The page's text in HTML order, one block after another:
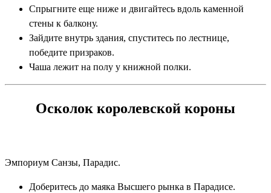
Спрыгните еще ниже и двигайтесь вдоль каменной
стены к балкону.
Зайдите внутрь здания, спуститесь по лестнице,
победите призраков.
Чаша лежит на полу у книжной полки.
Осколок королевской короны
Эмпориум Санзы, Парадис.
Доберитесь до маяка Высшего рынка в Парадисе.